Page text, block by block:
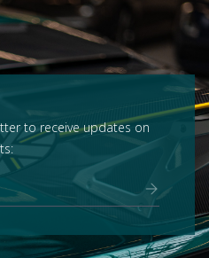
to receive updates on